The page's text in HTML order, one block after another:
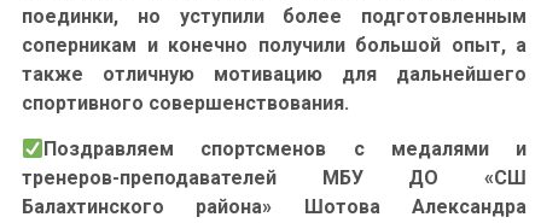
поединки, но уступили более подготовленным
соперникам и конечно получили большой опыт, а
также отличную мотивацию для дальнейшего
спортивного совершенствования.
Поздравляем спортсменов с медалями и
тренеров-преподавателей МБУ ДО «СШ
Балахтинского района» Шотова Александра